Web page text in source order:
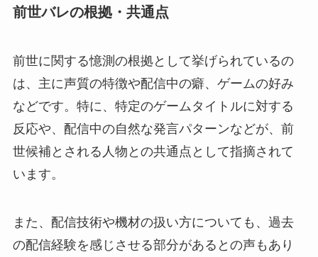
前世バレの根拠・共通点
前世に関する憶測の根拠として挙げられているの
は、主に声質の特徴や配信中の癖、ゲームの好み
などです。特に、特定のゲームタイトルに対する
反応や、配信中の自然な発言パターンなどが、前
世候補とされる人物との共通点として指摘されて
います。
また、配信技術や機材の扱い方についても、過去
の配信経験を感じさせる部分があるとの声もあり